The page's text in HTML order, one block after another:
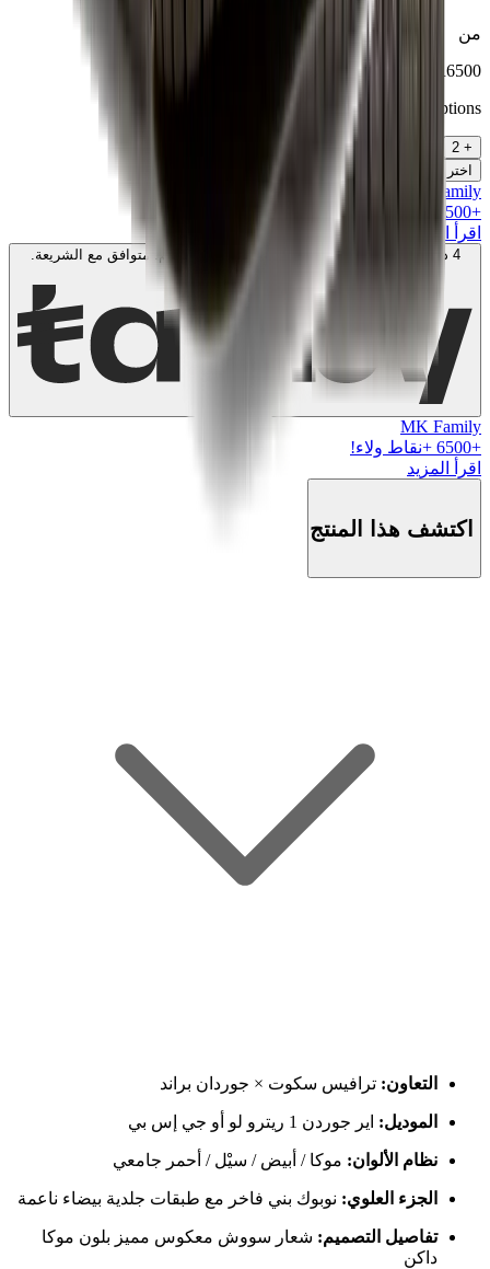
من
6500
Options
+
2
اختر مقاسك
MK Family
+
6500
اقرأ المزيد
4 دفعات بدون فوائد بقيمة SAR
. بدون رسوم. متوافق مع الشريعة.
اعرف المزيد
MK Family
+
6500 +نقاط ولاء!
اقرأ المزيد
اكتشف هذا المنتج
التعاون: ترافيس سكوت × جوردان براند
الموديل: اير جوردن 1 ريترو لو أو جي إس بي
نظام الألوان: موكا / أبيض / سيْل / أحمر جامعي
الجزء العلوي: نوبوك بني فاخر مع طبقات جلدية بيضاء ناعمة
تفاصيل التصميم: شعار سووش معكوس مميز بلون موكا
داكن